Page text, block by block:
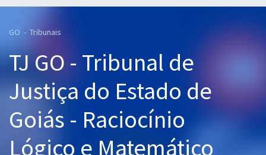
Cursos 20% OFF
Pós
Graduação
OAB
GO - Tribunais
TJ GO - Tribunal de
Justiça do Estado de
Goiás - Raciocínio
Lógico e Matemático